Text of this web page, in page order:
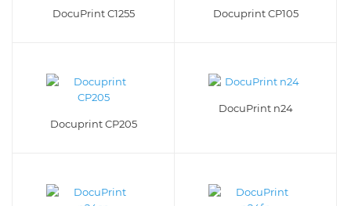
DocuPrint C1255 Docuprint CP105
Docuprint CP205
DocuPrint n24